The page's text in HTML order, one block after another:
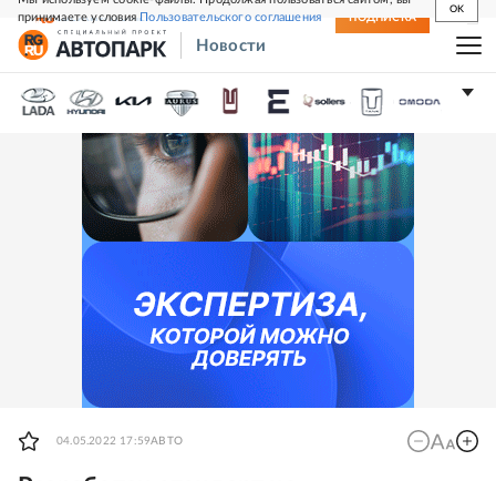
принимаете условияПользовательского соглашения
OK
СВЕЖИЙ НОМЕР ПОДПИСКА
Новости
04.05.2022 17:59АВТО